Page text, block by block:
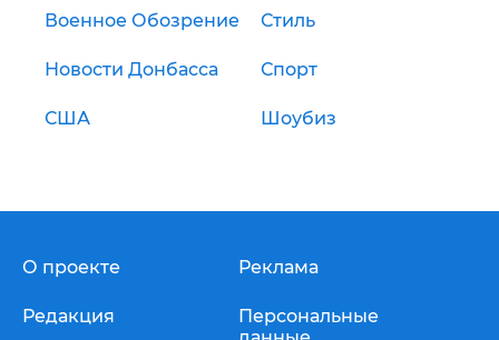
Военное Обозрение Стиль
Новости Донбасса Спорт
США Шоубиз
О проекте
Редакция
Реклама
Персональные